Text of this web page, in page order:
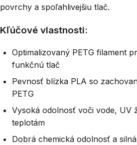
povrchy a spoľahlivejšiu tlač.
Kľúčové vlastnosti:
Optimalizovaný PETG filament
funkčnú tlač
Pevnosť blízka PLA so
PETG
Vysoká odolnosť voči vode, UV
teplotám
Dobrá chemická odolnosť a